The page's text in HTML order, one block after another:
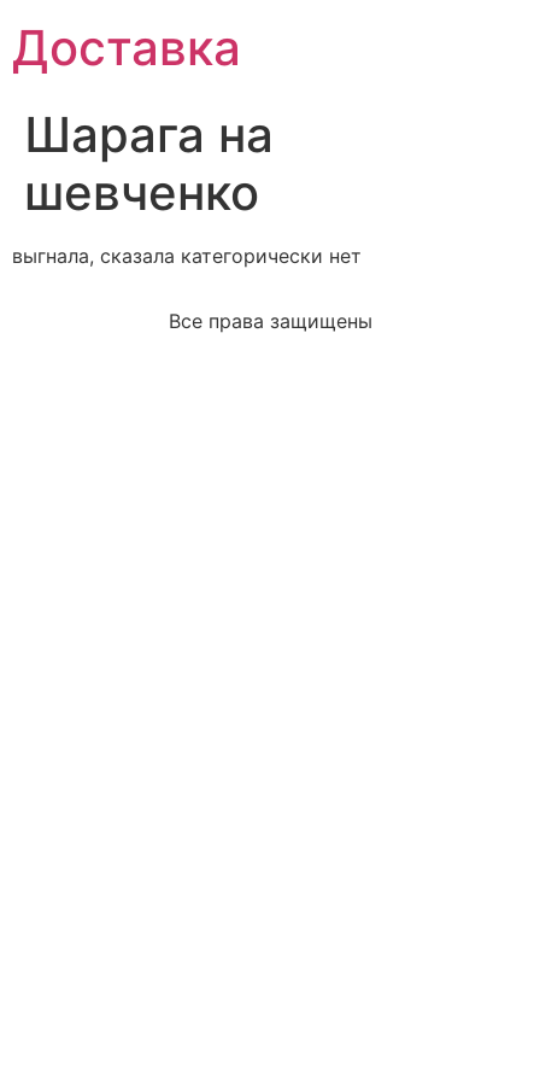
Доставка
Шарага на
шевченко
выгнала, сказала категорически нет
Все права защищены